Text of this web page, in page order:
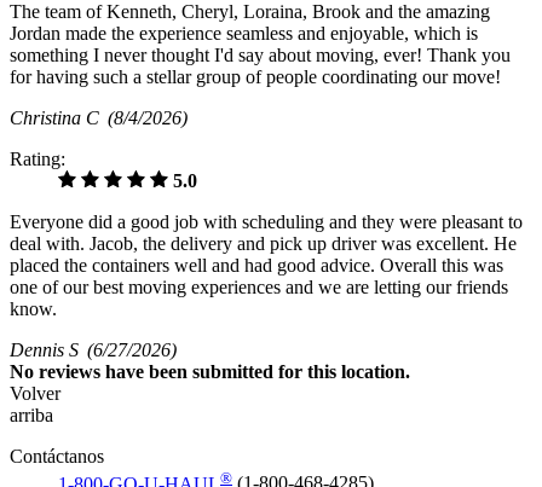
The team of Kenneth, Cheryl, Loraina, Brook and the amazing
Jordan made the experience seamless and enjoyable, which is
something I never thought I'd say about moving, ever! Thank you
for having such a stellar group of people coordinating our move!
Christina C (8/4/2026)
Rating:
5.0
Everyone did a good job with scheduling and they were pleasant to
deal with. Jacob, the delivery and pick up driver was excellent. He
placed the containers well and had good advice. Overall this was
one of our best moving experiences and we are letting our friends
know.
Dennis S (6/27/2026)
No reviews have been submitted for this location.
Volver
arriba
Contáctanos
®